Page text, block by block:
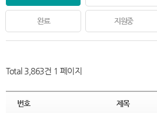
완료 지원중
Total 3,863건 1 페이지
번호 제목